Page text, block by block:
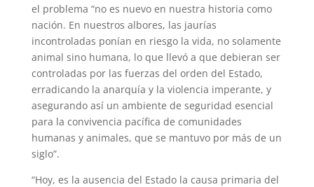
el problema “no es nuevo en nuestra historia como
nación. En nuestros albores, las jaurías
incontroladas ponían en riesgo la vida, no solamente
animal sino humana, lo que llevó a que debieran ser
controladas por las fuerzas del orden del Estado,
erradicando la anarquía y la violencia imperante, y
asegurando así un ambiente de seguridad esencial
para la convivencia pacífica de comunidades
humanas y animales, que se mantuvo por más de un
siglo”.
“Hoy, es la ausencia del Estado la causa primaria del